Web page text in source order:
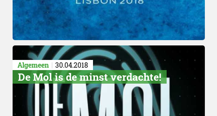
Algemeen 30.04.2018
De Mol is de minst verdachte!